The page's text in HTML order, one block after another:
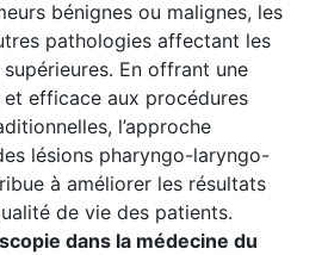
bénignes ou malignes, les
pathologies affectant les
En offrant une
efficace aux procédures
l’approche
lésions pharyngo-laryngo-
à améliorer les résultats
de vie des patients.
dans la médecine du